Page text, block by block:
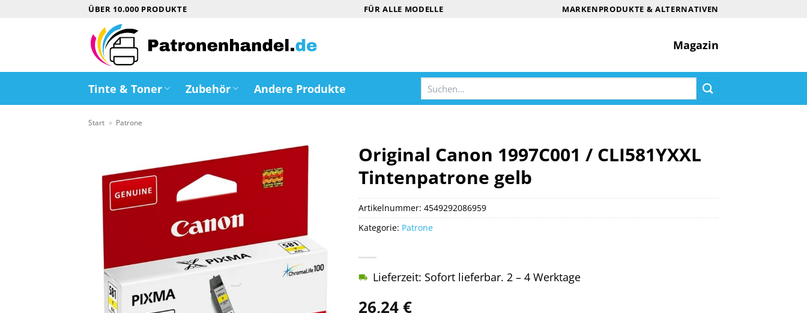
ÜBER 10.000 PRODUKTE FÜR ALLE MODELLE MARKENPRODUKTE & ALTERNATIVEN
Magazin
Tinte & Toner Zubehör Andere Produkte
Suchen
nach:
Start » Patrone
Original Canon 1997C001 / CLI581YXXL
Tintenpatrone gelb
26,24€
Lieferzeit: Sofort lieferbar. 2 – 4 Werktage
Artikelnummer: 4549292086959
Kategorie: Patrone